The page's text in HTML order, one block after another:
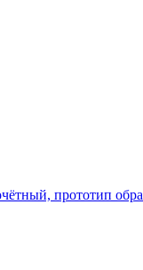
прототип